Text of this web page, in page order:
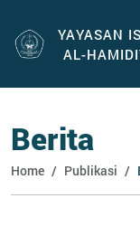
YAYASAN
AL-
Berita
Home Publikasi